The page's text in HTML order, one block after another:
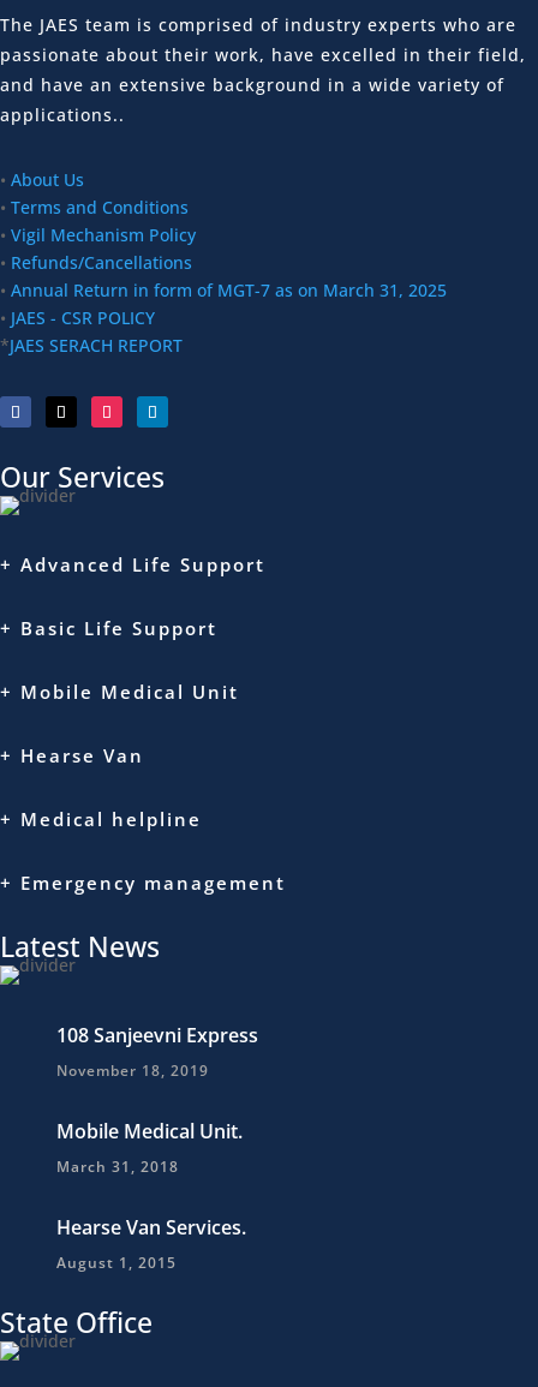
The JAES team is comprised of industry experts who are
passionate about their work, have excelled in their field,
and have an extensive background in a wide variety of
applications..
• About Us
• Terms and Conditions
• Vigil Mechanism Policy
• Refunds/Cancellations
• Annual Return in form of MGT-7 as on March 31, 2025
• JAES - CSR POLICY
*JAES SERACH REPORT
Our Services
+ Advanced Life Support
+ Basic Life Support
+ Mobile Medical Unit
+ Hearse Van
+ Medical helpline
+ Emergency management
Latest News
108 Sanjeevni Express
November 18, 2019
Mobile Medical Unit.
March 31, 2018
Hearse Van Services.
August 1, 2015
State Office